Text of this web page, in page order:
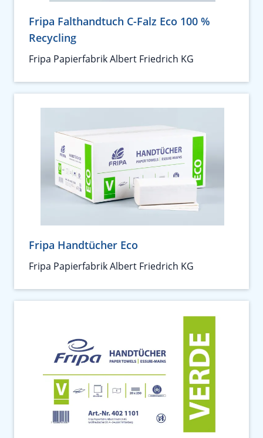
Fripa Falthandtuch C-Falz Eco 100 %
Recycling
Fripa Papierfabrik Albert Friedrich KG
Fripa Handtücher Eco
Fripa Papierfabrik Albert Friedrich KG